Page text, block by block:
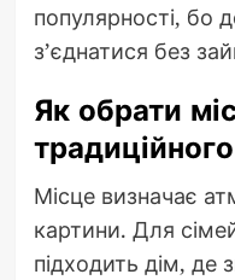
популярності, бо
з’єднатися без
Як обрати
Місце визначає
картини. Для
підходить дім, де